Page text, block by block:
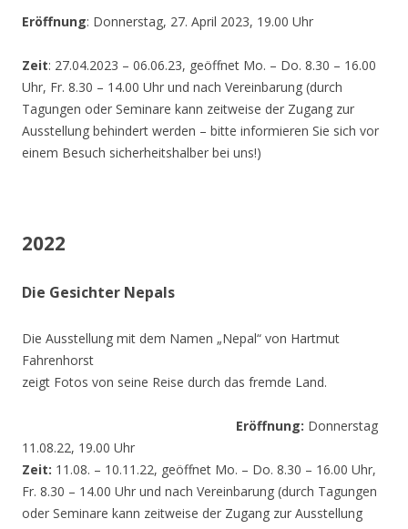
Eröffnung: Donnerstag, 27. April 2023, 19.00 Uhr
Zeit: 27.04.2023 – 06.06.23, geöffnet Mo. – Do. 8.30 – 16.00
Uhr, Fr. 8.30 – 14.00 Uhr und nach Vereinbarung (durch
Tagungen oder Seminare kann zeitweise der Zugang zur
Ausstellung behindert werden – bitte informieren Sie sich vor
einem Besuch sicherheitshalber bei uns!)
2022
Die Gesichter Nepals
Die Ausstellung mit dem Namen „Nepal“ von Hartmut
Fahrenhorst
zeigt Fotos von seine Reise durch das fremde Land.
Eröffnung: Donnerstag
11.08.22, 19.00 Uhr
Zeit: 11.08. – 10.11.22, geöffnet Mo. – Do. 8.30 – 16.00 Uhr,
Fr. 8.30 – 14.00 Uhr und nach Vereinbarung (durch Tagungen
oder Seminare kann zeitweise der Zugang zur Ausstellung